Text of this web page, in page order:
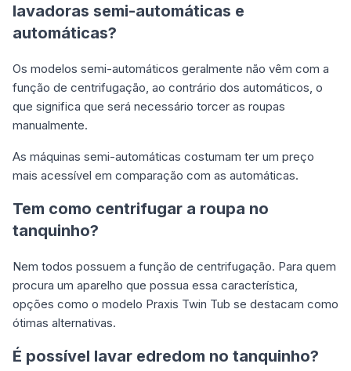
lavadoras semi-automáticas e
automáticas?
Os modelos semi-automáticos geralmente não vêm com a
função de centrifugação, ao contrário dos automáticos, o
que significa que será necessário torcer as roupas
manualmente.
As máquinas semi-automáticas costumam ter um preço
mais acessível em comparação com as automáticas.
Tem como centrifugar a roupa no
tanquinho?
Nem todos possuem a função de centrifugação. Para quem
procura um aparelho que possua essa característica,
opções como o modelo Praxis Twin Tub se destacam como
ótimas alternativas.
É possível lavar edredom no tanquinho?